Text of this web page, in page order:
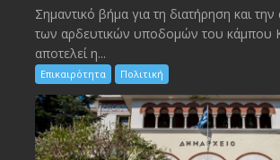
Σημαντικό βήμα για τη διατήρηση και
των αρδευτικών υποδομών του κάμπου
αποτελεί η...
Επικαιρότητα Πολιτική